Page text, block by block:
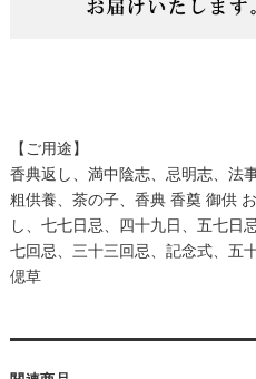
【ご用途】
香典返し、満中陰志、忌明志、法
粗供養、茶の子、香典 香奠 御供
し、七七日忌、四十九日、五七日
七回忌、三十三回忌、記念式、五
偲草